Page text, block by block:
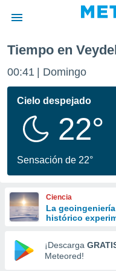
de
ha
calidad.
a este
las
y
forma
digital
basada
Tiempo en
00:41 Domingo
Cielo despejado
22°
Sensación de 22°
Ciencia
La
histórico
¡Descarga
Meteored!